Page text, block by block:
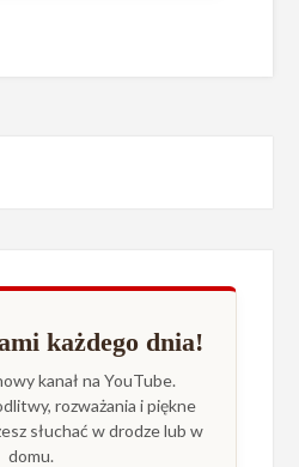
każdego dnia!
kanał na YouTube.
rozważania i piękne
słuchać w drodze lub w
domu.